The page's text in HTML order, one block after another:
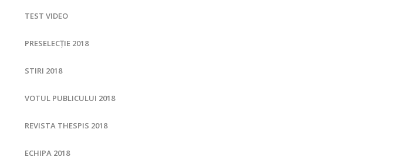
TEST VIDEO
PRESELECȚIE 2018
STIRI 2018
VOTUL PUBLICULUI 2018
REVISTA THESPIS 2018
ECHIPA 2018